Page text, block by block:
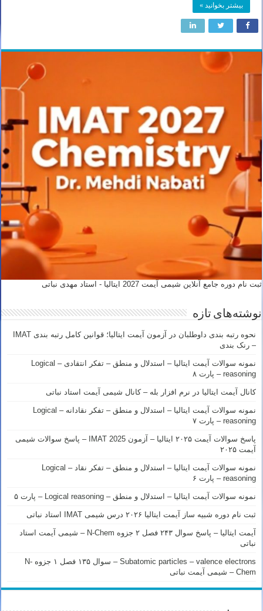
بیشتر بخوانید »
ثبت نام دوره جامع آنلاین شیمی آیمت 2027 ایتالیا - استاد مهدی نباتی
نوشته‌های تازه
نحوه رتبه بندی داوطلبان در آزمون آیمت ایتالیا؛ قوانین کامل رتبه بندی IMAT
– رنک بندی
نمونه سوالات آیمت ایتالیا – استدلال و منطق – تفکر انتقادی – Logical
reasoning – پارت ۸
کانال آیمت ایتالیا در نرم افزار بله – کانال شیمی آیمت استاد نباتی
نمونه سوالات آیمت ایتالیا – استدلال و منطق – تفکر نقادانه – Logical
reasoning – پارت ۷
پاسخ سوالات آیمت ۲۰۲۵ ایتالیا – آزمون IMAT 2025 – پاسخ سوالات شیمی
آیمت ۲۰۲۵
نمونه سوالات آیمت ایتالیا – استدلال و منطق – تفکر نقاد – Logical
reasoning – پارت ۶
نمونه سوالات آیمت ایتالیا – استدلال و منطق – Logical reasoning – پارت ۵
ثبت نام دوره شبیه ساز آیمت ایتالیا ۲۰۲۶ درس شیمی IMAT استاد نباتی
آیمت ایتالیا – پاسخ سوال ۲۴۳ فصل ۲ جزوه N-Chem – شیمی آیمت استاد
نباتی
Subatomic particles – valence electrons – سوال ۱۳۵ فصل ۱ جزوه N-
Chem – شیمی آیمت نباتی